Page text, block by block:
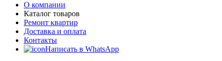
О компании
Каталог товаров
Ремонт квартир
Доставка и оплата
Контакты
Написать в WhatsApp